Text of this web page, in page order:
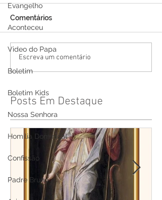
Evangelho
Aconteceu
Video do Papa
Boletim
Boletim Kids
Nossa Senhora
Homilia Dominical
Confissão
Padre Bruno
Comentários
Escreva um comentário
Posts Em Destaque